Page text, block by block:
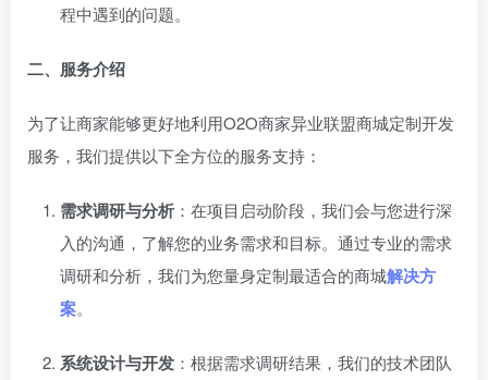
程中遇到的问题。
二、服务介绍
为了让商家能够更好地利用O2O商家异业联盟商城定制开发
服务，我们提供以下全方位的服务支持：
需求调研与分析 ：在项目启动阶段，我们会与您进行深
入的沟通，了解您的业务需求和目标。通过专业的需求
调研和分析，我们为您量身定制最适合的商城解决方
案。
系统设计与开发 ：根据需求调研结果，我们的技术团队